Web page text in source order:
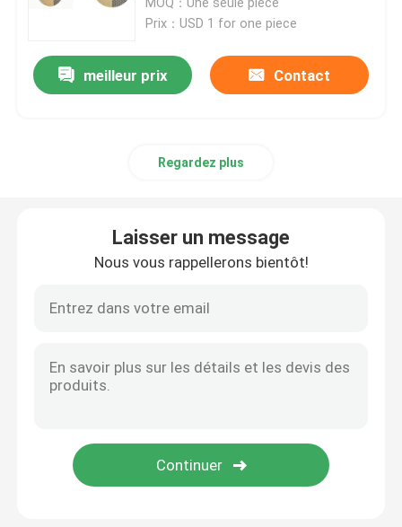
Prix：USD 1 for one piece
meilleur prix Contact
Regardez plus
Laisser un message
Nous vous rappellerons bientôt!